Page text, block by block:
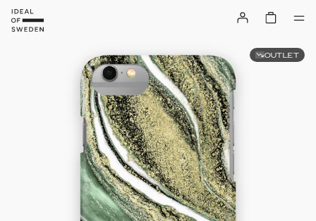
OUTLET